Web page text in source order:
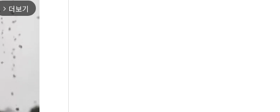
arrow_forward_ios 더보기